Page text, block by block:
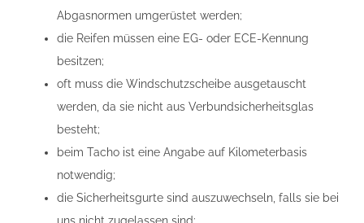
Abgasnormen umgerüstet werden;
die Reifen müssen eine EG- oder ECE-Kennung
besitzen;
oft muss die Windschutzscheibe ausgetauscht
werden, da sie nicht aus Verbundsicherheitsglas
besteht;
beim Tacho ist eine Angabe auf Kilometerbasis
notwendig;
die Sicherheitsgurte sind auszuwechseln, falls sie bei